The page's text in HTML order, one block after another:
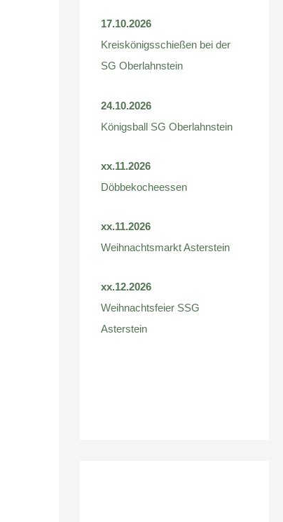
17.10.2026
Kreiskönigsschießen bei der
SG Oberlahnstein
24.10.2026
Königsball SG Oberlahnstein
xx.11.2026
Döbbekocheessen
xx.11.2026
Weihnachtsmarkt Asterstein
xx.12.2026
Weihnachtsfeier SSG
Asterstein